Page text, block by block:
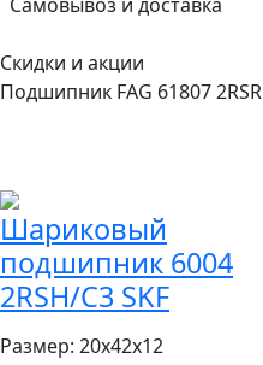
Самовывоз и доставка
Скидки и акции
Подшипник FAG 61807 2RSR
Шариковый
подшипник 6004
2RSH/C3 SKF
Размер: 20x42x12